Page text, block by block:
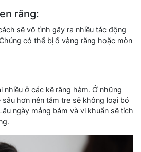
răng:
sẽ vô tình gây ra nhiều tác động
có thể bị ố vàng răng hoặc mòn
nhiều ở các kẽ răng hàm. Ở những
hơn nên tăm tre sẽ không loại bỏ
ngày mảng bám và vi khuẩn sẽ tích